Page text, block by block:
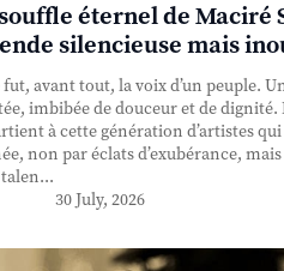
éternel de Maciré
silencieuse mais
fut, avant tout, la voix d’un peuple.
imbibée de douceur et de dignité.
à cette génération d’artistes
non par éclats d’exubérance,
talen...
30 July, 2026